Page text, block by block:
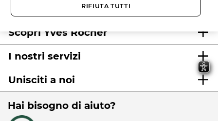
Scopri Yves Rocher
I nostri servizi
Unisciti a noi
Hai bisogno di aiuto?
RIFIUTA TUTTI